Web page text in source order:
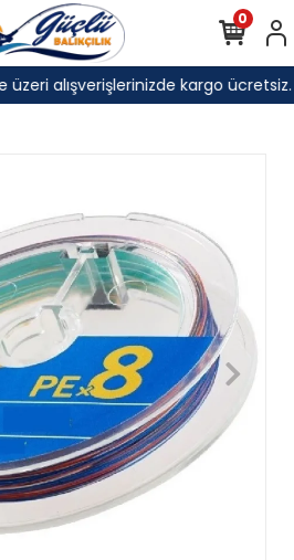
üzeri alışverişlerinizde kargo ücretsiz.
0